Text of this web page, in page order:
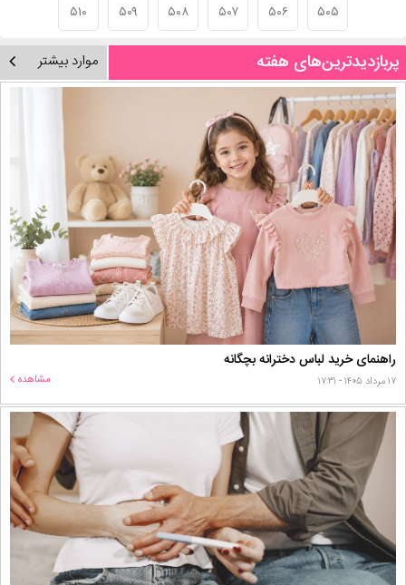
۵۰۵ ۵۰۶ ۵۰۷ ۵۰۸ ۵۰۹ ۵۱۰
پربازدیدترین‌های هفته موارد بیشتر
راهنمای خرید لباس دخترانه بچگانه
۱۷ مرداد ۱۴۰۵ - ۱۷:۳۱ مشاهده